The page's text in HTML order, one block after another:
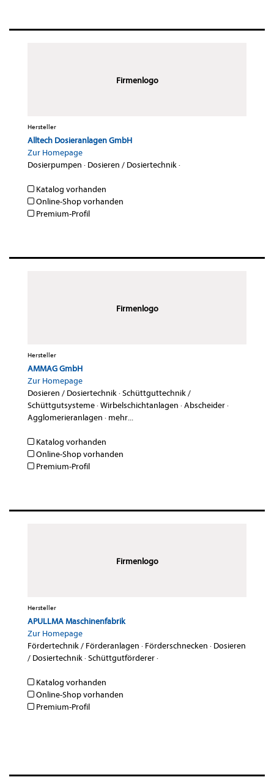
Firmenlogo
Hersteller
Alltech Dosieranlagen GmbH
Zur Homepage
Dosierpumpen · Dosieren / Dosiertechnik·
Katalog vorhanden
Online-Shop vorhanden
Premium-Profil
Firmenlogo
Hersteller
AMMAG GmbH
Zur Homepage
Dosieren / Dosiertechnik·Schüttguttechnik /
Schüttgutsysteme·Wirbelschichtanlagen ·Abscheider·
Agglomerieranlagen · mehr...
Katalog vorhanden
Online-Shop vorhanden
Premium-Profil
Firmenlogo
Hersteller
APULLMA Maschinenfabrik
Zur Homepage
Fördertechnik / Förderanlagen · Förderschnecken · Dosieren
/ Dosiertechnik·Schüttgutförderer·
Katalog vorhanden
Online-Shop vorhanden
Premium-Profil